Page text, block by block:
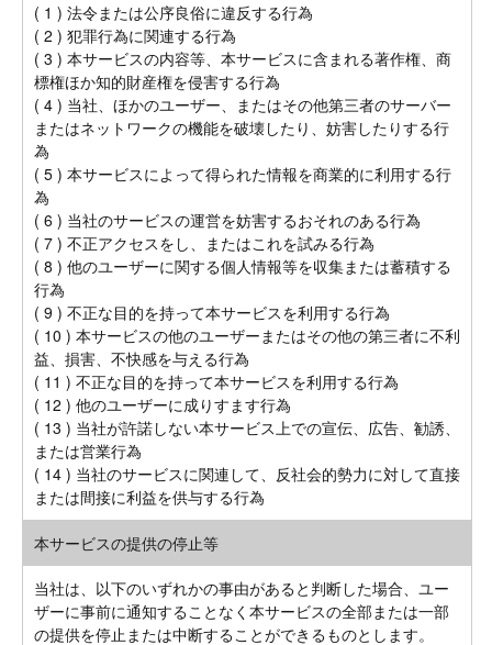
( 1 ) 法令または公序良俗に違反する行為
( 2 ) 犯罪行為に関連する行為
( 3 ) 本サービスの内容等、本サービスに含まれる著作権、商
標権ほか知的財産権を侵害する行為
( 4 ) 当社、ほかのユーザー、またはその他第三者のサーバー
またはネットワークの機能を破壊したり、妨害したりする行
為
( 5 ) 本サービスによって得られた情報を商業的に利用する行
為
( 6 ) 当社のサービスの運営を妨害するおそれのある行為
( 7 ) 不正アクセスをし、またはこれを試みる行為
( 8 ) 他のユーザーに関する個人情報等を収集または蓄積する
行為
( 9 ) 不正な目的を持って本サービスを利用する行為
( 10 ) 本サービスの他のユーザーまたはその他の第三者に不利
益、損害、不快感を与える行為
( 11 ) 不正な目的を持って本サービスを利用する行為
( 12 ) 他のユーザーに成りすます行為
( 13 ) 当社が許諾しない本サービス上での宣伝、広告、勧誘、
または営業行為
( 14 ) 当社のサービスに関連して、反社会的勢力に対して直接
または間接に利益を供与する行為
本サービスの提供の停止等
当社は、以下のいずれかの事由があると判断した場合、ユー
ザーに事前に通知することなく本サービスの全部または一部
の提供を停止または中断することができるものとします。